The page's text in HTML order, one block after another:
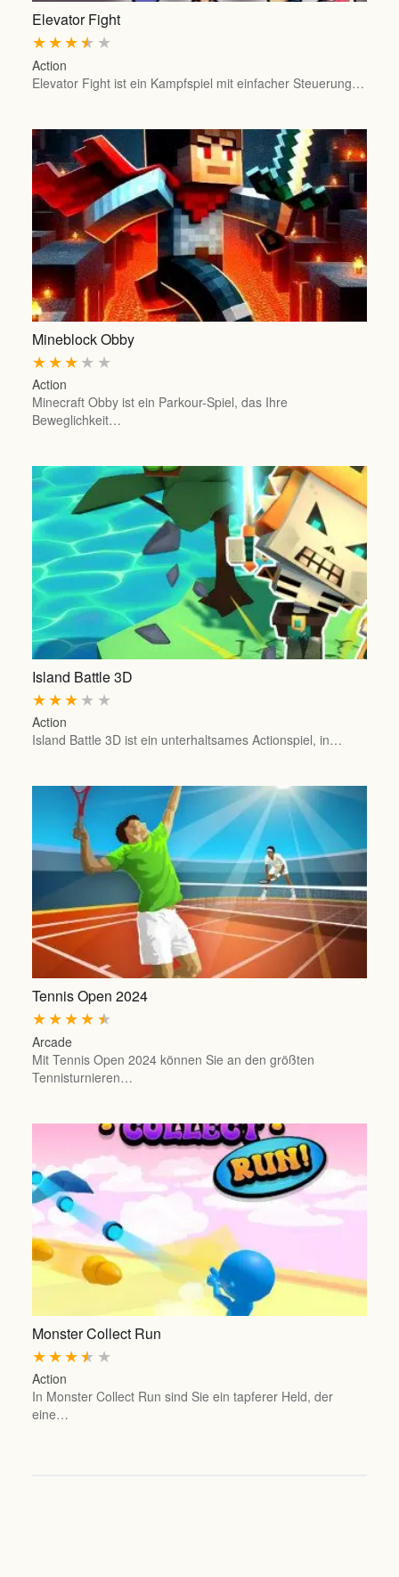
Elevator Fight
★
★
★
★
★
Action
Elevator Fight ist ein Kampfspiel mit einfacher Steuerung…
Mineblock Obby
★
★
★
★
★
Action
Minecraft Obby ist ein Parkour-Spiel, das Ihre
Beweglichkeit…
Island Battle 3D
★
★
★
★
★
Action
Island Battle 3D ist ein unterhaltsames Actionspiel, in…
Tennis Open 2024
★
★
★
★
★
Arcade
Mit Tennis Open 2024 können Sie an den größten
Tennisturnieren…
Monster Collect Run
★
★
★
★
★
Action
In Monster Collect Run sind Sie ein tapferer Held, der
eine…